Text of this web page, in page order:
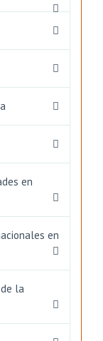
en
en
de la